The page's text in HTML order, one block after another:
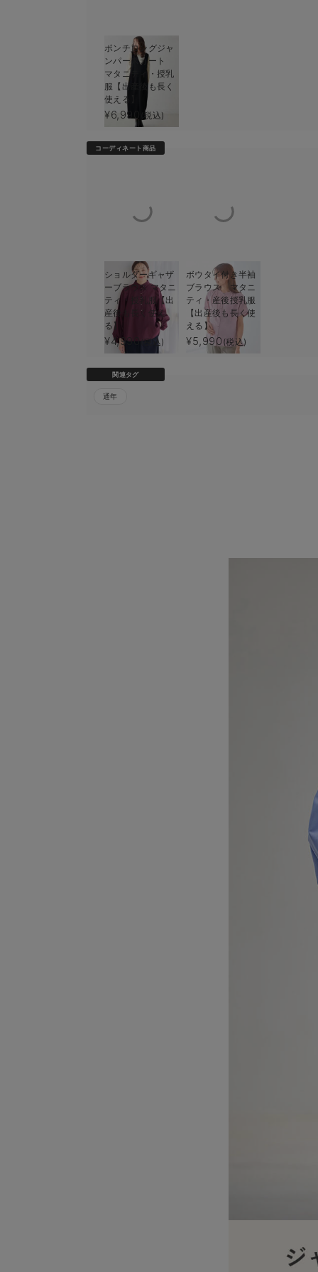
ポンチロングジャ
ンパースカート
マタニティ・授乳
服【出産後も長く
使える】
¥6,990 (税込)
コーディネート商品
ショルダーギャザ
ーブラウス マタニ
ティ・授乳服【出
産後も長く使え
る】
¥4,990(税込)
ボウタイ付き半袖
ブラウス マタニ
ティ・産後授乳服
【出産後も長く使
える】
¥5,990 (税込)
関連タグ
通年